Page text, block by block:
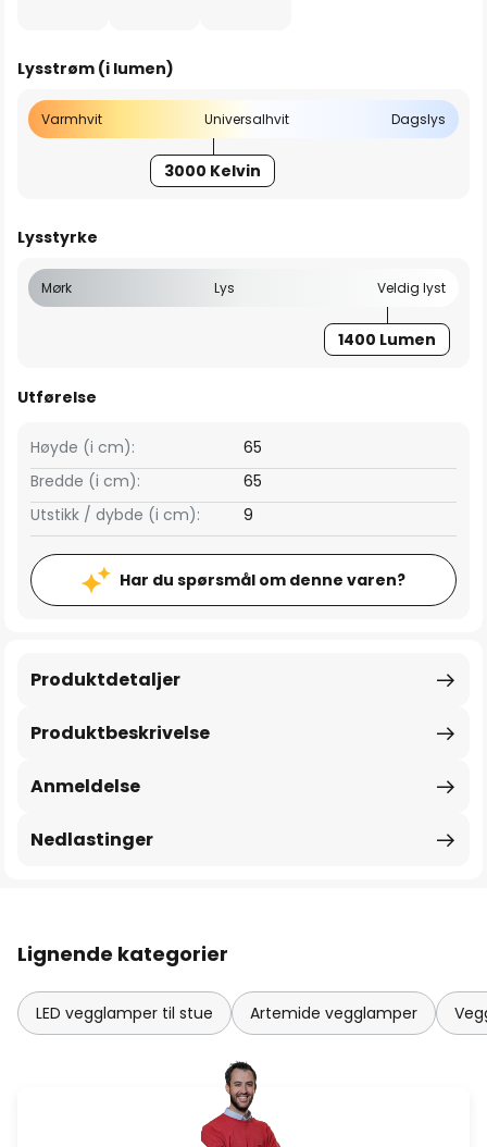
Lysstrøm (i lumen)
Varmhvit Universalhvit Dagslys
3000 Kelvin
Lysstyrke
Mørk Lys Veldig lyst
1400 Lumen
Utførelse
Bredde (i cm): 65
Høyde (i cm): 65
Utstikk / dybde (i cm): 9
Har du spørsmål om denne varen?
Produktbeskrivelse
Produktdetaljer
Anmeldelse
Nedlastinger
Lignende kategorier
LED vegglamper til stue Artemide vegglamper